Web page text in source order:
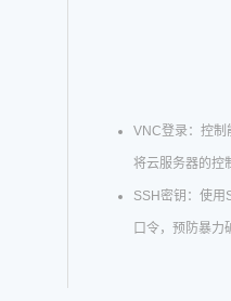
VNC登录：控制
将云服务器的控
SSH密钥：使用
口令，预防暴力